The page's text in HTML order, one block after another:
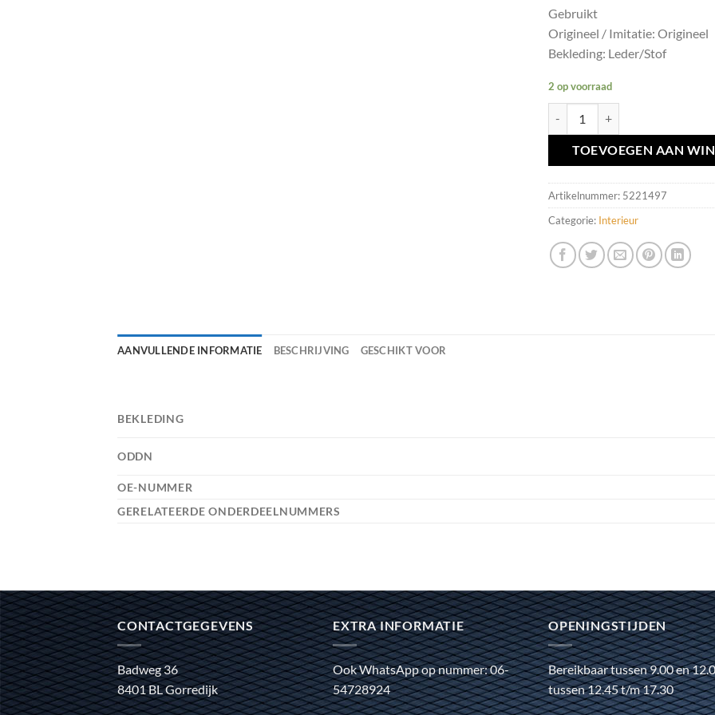
Gebruikt
Origineel / Imitatie: Origineel
Bekleding: Leder/Stof
2 op voorraad
TOEVOEGEN AAN
Artikelnummer: 5221497
Categorie: Interieur
AANVULLENDE INFORMATIE BESCHRIJVING GESCHIKT VOOR
BEKLEDING
ODDN
OE-NUMMER
GERELATEERDE ONDERDEELNUMMERS
CONTACTGEGEVENS
Badweg 36
8401 BL Gorredijk
EXTRA INFORMATIE
Ook WhatsApp op nummer: 06-
54728924
OPENINGSTIJDEN
Bereikbaar tussen 9.00 en
tussen 12.45 t/m 17.30